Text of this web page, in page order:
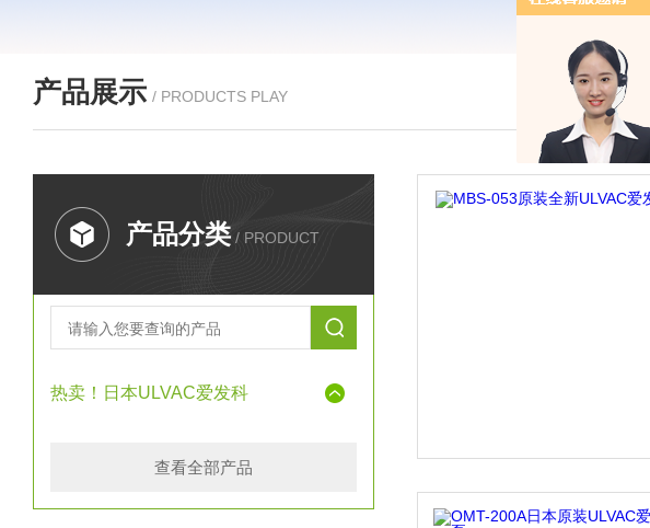
产品展示 / PRODUCTS PLAY
产品分类 / PRODUCT
热卖！日本ULVAC爱发科
查看全部产品